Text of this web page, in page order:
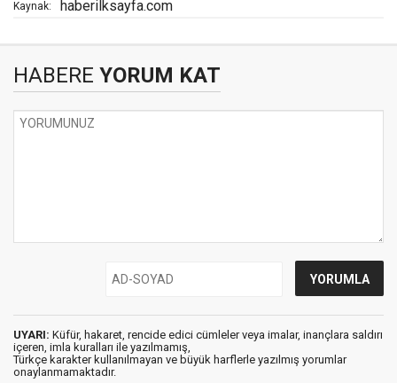
Kaynak: haberilksayfa.com
HABERE YORUM KAT
UYARI: Küfür, hakaret, rencide edici cümleler veya imalar, inançlara saldırı
içeren, imla kuralları ile yazılmamış,
Türkçe karakter kullanılmayan ve büyük harflerle yazılmış yorumlar
onaylanmamaktadır.